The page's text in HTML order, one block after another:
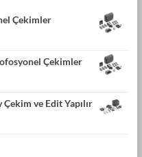
Çekimler
Çekimler
ve Edit Yapılır